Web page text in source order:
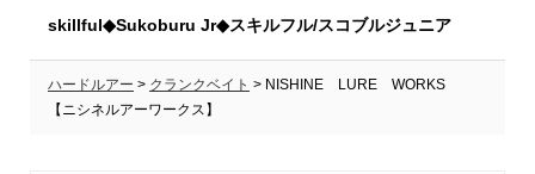
skillful◆Sukoburu Jr◆スキルフル/スコブルジュニア
ハードルアー > クランクベイト > NISHINE LURE WORKS
【ニシネルアーワークス】